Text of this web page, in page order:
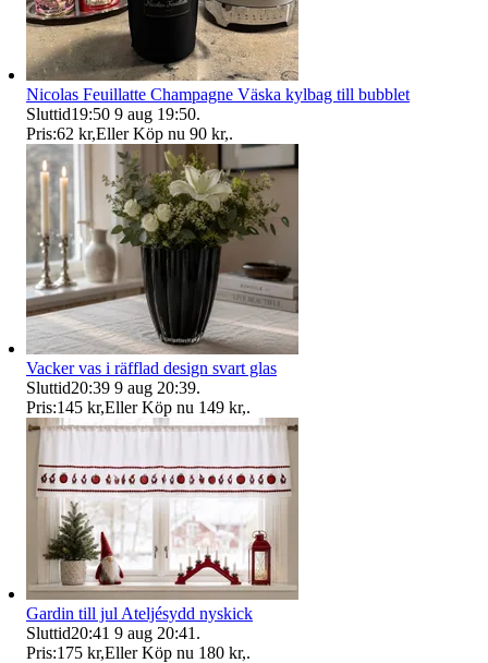
Nicolas Feuillatte Champagne Väska kylbag till bubblet
Sluttid19:50 9 aug 19:50.
Pris:62 kr,Eller Köp nu 90 kr,.
Vacker vas i räfflad design svart glas
Sluttid20:39 9 aug 20:39.
Pris:145 kr,Eller Köp nu 149 kr,.
Gardin till jul Ateljésydd nyskick
Sluttid20:41 9 aug 20:41 .
Pris:175 kr,Eller Köp nu 180 kr,.